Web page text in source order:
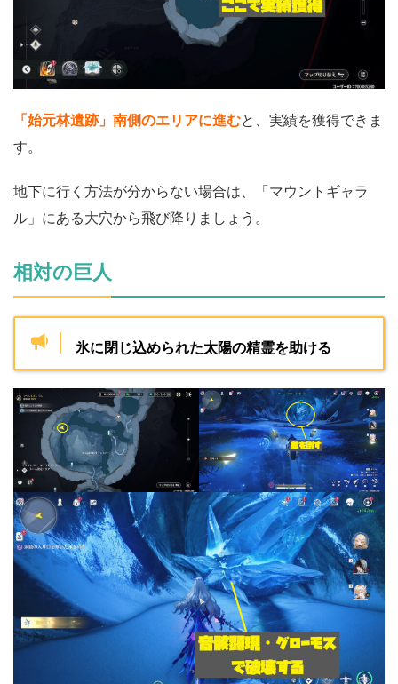
「始元林遺跡」南側のエリアに進むと、実績を獲得できま
す。
地下に行く方法が分からない場合は、「マウントギャラ
ル」にある大穴から飛び降りましょう。
相対の巨人
氷に閉じ込められた太陽の精霊を助ける